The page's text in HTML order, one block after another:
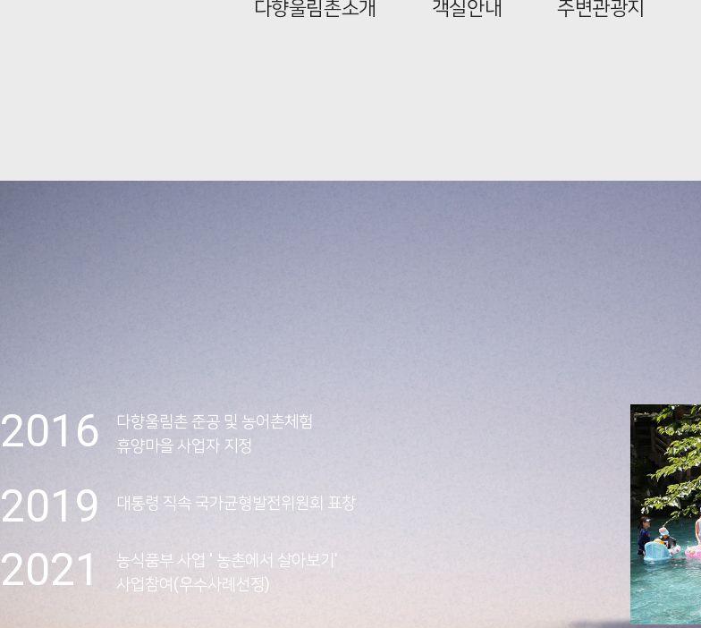
다향울림촌소개 객실안내 주변관광지
2016
다향울림촌 준공 및 농어촌체험
휴양마을 사업자 지정
2019 대통령 직속 국가균형발전위원회 표창
2021
농식품부 사업 ' 농촌에서 살아보기'
사업참여(우수사례선정)